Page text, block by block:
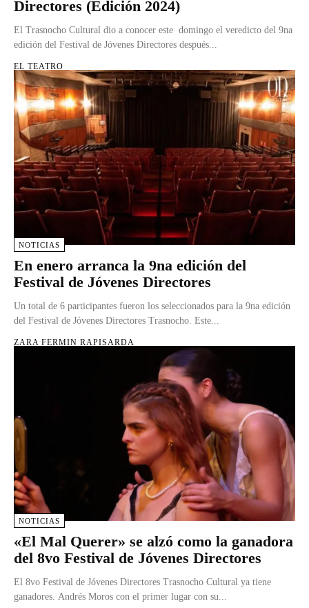
Directores (Edición 2024)
El Trasnocho Cultural dio a conocer este domingo el veredicto del 9na
edición del Festival de Jóvenes Directores después...
EL TEATRO
NOTICIAS
En enero arranca la 9na edición del
Festival de Jóvenes Directores
Un total de 6 participantes fueron los seleccionados para la 9na edición
del Festival de Jóvenes Directores Trasnocho. Este...
ZARA FERMIN RAPISARDA
NOTICIAS
«El Mal Querer» se alzó como la ganadora
del 8vo Festival de Jóvenes Directores
El 8vo Festival de Jóvenes Directores Trasnocho Cultural ya tiene
ganadores. Andrés Moros con el primer lugar con su...